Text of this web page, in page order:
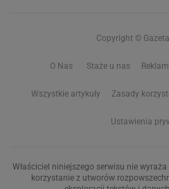
Copyright ©
O Nas Staże u nas
Wszystkie artykuły Zasady
Ustawienia
Właściciel niniejszego serwisu nie
korzystanie z utworów